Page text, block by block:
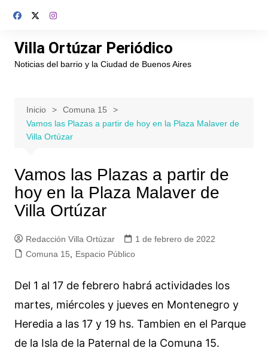
Villa Ortúzar Periódico
Noticias del barrio y la Ciudad de Buenos Aires
Inicio
Comuna 15
Vamos las Plazas a partir de hoy en la Plaza Malaver de
Villa Ortúzar
Vamos las Plazas a partir de
hoy en la Plaza Malaver de
Villa Ortúzar
Redacción Villa Ortúzar
1 de febrero de 2022
Comuna 15
Espacio Público
Del 1 al 17 de febrero habrá actividades los
martes, miércoles y jueves en Montenegro y
Heredia a las 17 y 19 hs. Tambien en el Parque
de la Isla de la Paternal de la Comuna 15.